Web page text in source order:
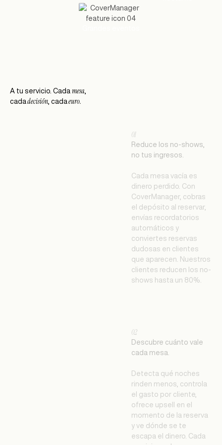
A tu servicio. Cada mesa,
cadadecisión, cadaeuro.
01
Reduce los no-shows,
no tus ingresos.
Cada mesa vacía es
dinero perdido. Con
CoverManager, cobras
el depósito al reservar,
envías recordatorios
automáticos y
conviertes reservas
dudosas en clientes
que aparecen. Nuestros
clientes reducen los no-
shows hasta un 80%.
02
Descubre cuánto vale
cada mesa.
Detecta qué noches
rinden menos, controla
el gasto por cliente,
ofrece upsell en el
momento de la reserva
y ve dónde se te
escapa el dinero. Cada